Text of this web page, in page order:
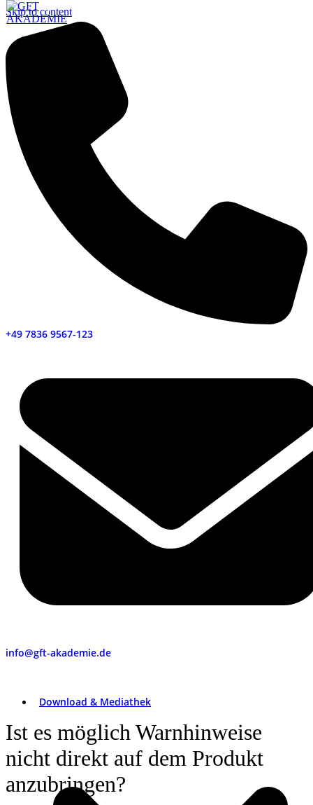
Skip to content
+49 7836 9567-123
info@gft-akademie.de
Download & Mediathek
Ist es möglich Warnhinweise
nicht direkt auf dem Produkt
anzubringen?